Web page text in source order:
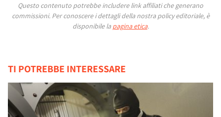
Questo contenuto potrebbe includere link affiliati che generano
commissioni. Per conoscere i dettagli della nostra policy editoriale, è
disponibile la pagina etica.
TI POTREBBE INTERESSARE